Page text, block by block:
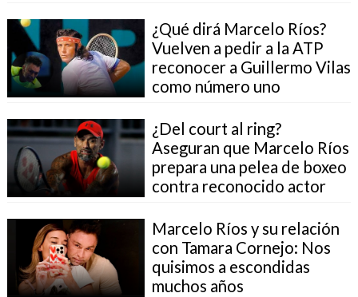
¿Qué dirá Marcelo Ríos?
Vuelven a pedir a la ATP
reconocer a Guillermo Vilas
como número uno
¿Del court al ring?
Aseguran que Marcelo Ríos
prepara una pelea de boxeo
contra reconocido actor
Marcelo Ríos y su relación
con Tamara Cornejo: Nos
quisimos a escondidas
muchos años